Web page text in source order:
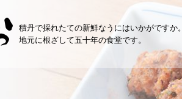
積丹で採れたての新鮮なうにはいかがですか。
地元に根ざして五十年の食堂です。